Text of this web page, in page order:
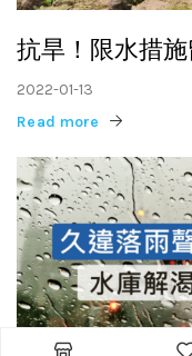
抗旱！限水措
2022-01-13
Read more